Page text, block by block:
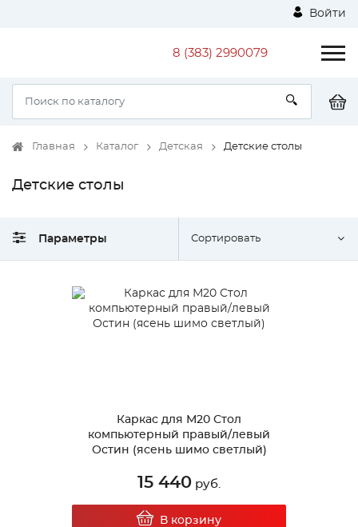
Войти
8 (383) 2990079
Главная Каталог Детская Детские столы
Детские столы
Параметры Сортировать
Каркас для М20 Стол
компьютерный правый/левый
Остин (ясень шимо светлый)
15 440 руб.
В корзину